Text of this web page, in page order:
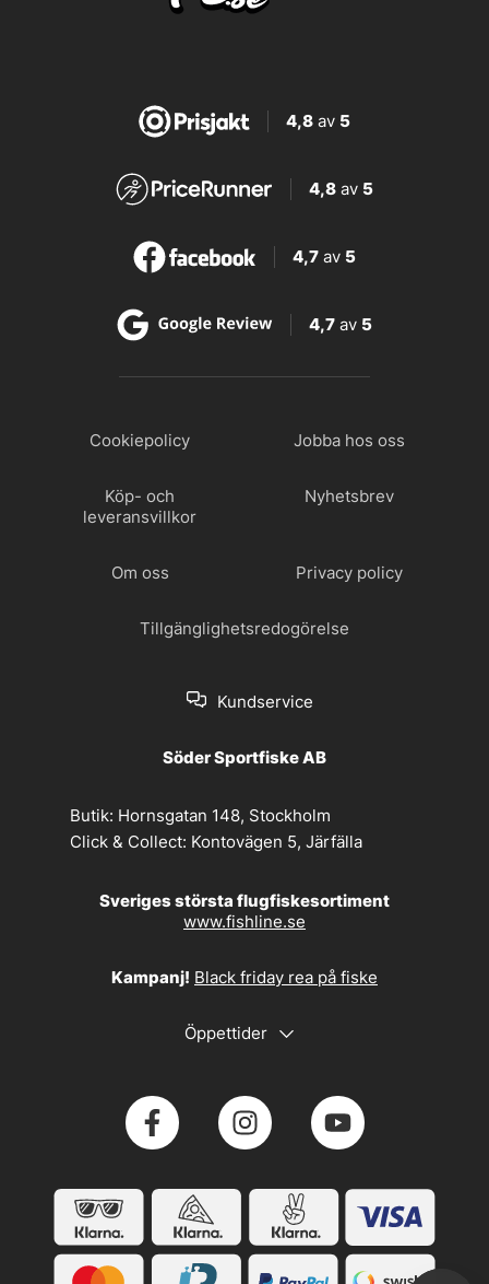
4,8av 5
4,8 av 5
4,7 av 5
4,7 av 5
Cookiepolicy Jobba hos oss
Köp- och
leveransvillkor
Nyhetsbrev
Om oss Privacy policy
Tillgänglighetsredogörelse
Kundservice
Söder Sportfiske AB
Butik: Hornsgatan 148, Stockholm
Click & Collect: Kontovägen 5, Järfälla
Sveriges största flugfiskesortiment
www.fishline.se
Kampanj! Black friday rea på fiske
Öppettider